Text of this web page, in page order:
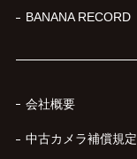
BANANA RECORD
会社概要
中古カメラ補償規定